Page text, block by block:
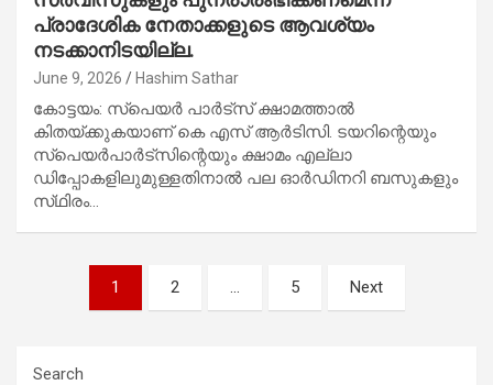
പ്രാദേശിക നേതാക്കളുടെ ആവശ്യം
നടക്കാനിടയില്ല.
June 9, 2026 Hashim Sathar
കോട്ടയം: സ്പെയർ പാർട്സ് ക്ഷാമത്താൽ
കിതയ്ക്കുകയാണ് കെ എസ് ആർടിസി. ടയറിന്റെയും
സ്‌പെയര്‍പാര്‍ട്‌സിന്റെയും ക്ഷാമം എല്ലാ
ഡിപ്പോകളിലുമുള്ളതിനാല്‍ പല ഓര്‍ഡിനറി ബസുകളും
സ്‌ഥിരം…
pagination
1 2 … 5 Next
Search